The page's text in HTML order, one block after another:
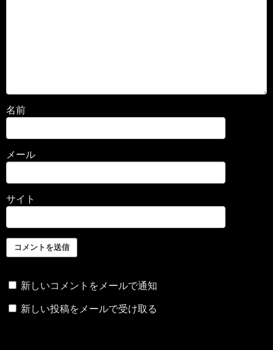
名前
メール
サイト
新しいコメントをメールで通知
新しい投稿をメールで受け取る